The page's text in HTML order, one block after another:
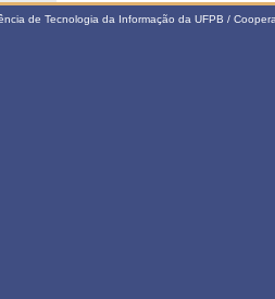
de Tecnologia da Informação da UFPB /